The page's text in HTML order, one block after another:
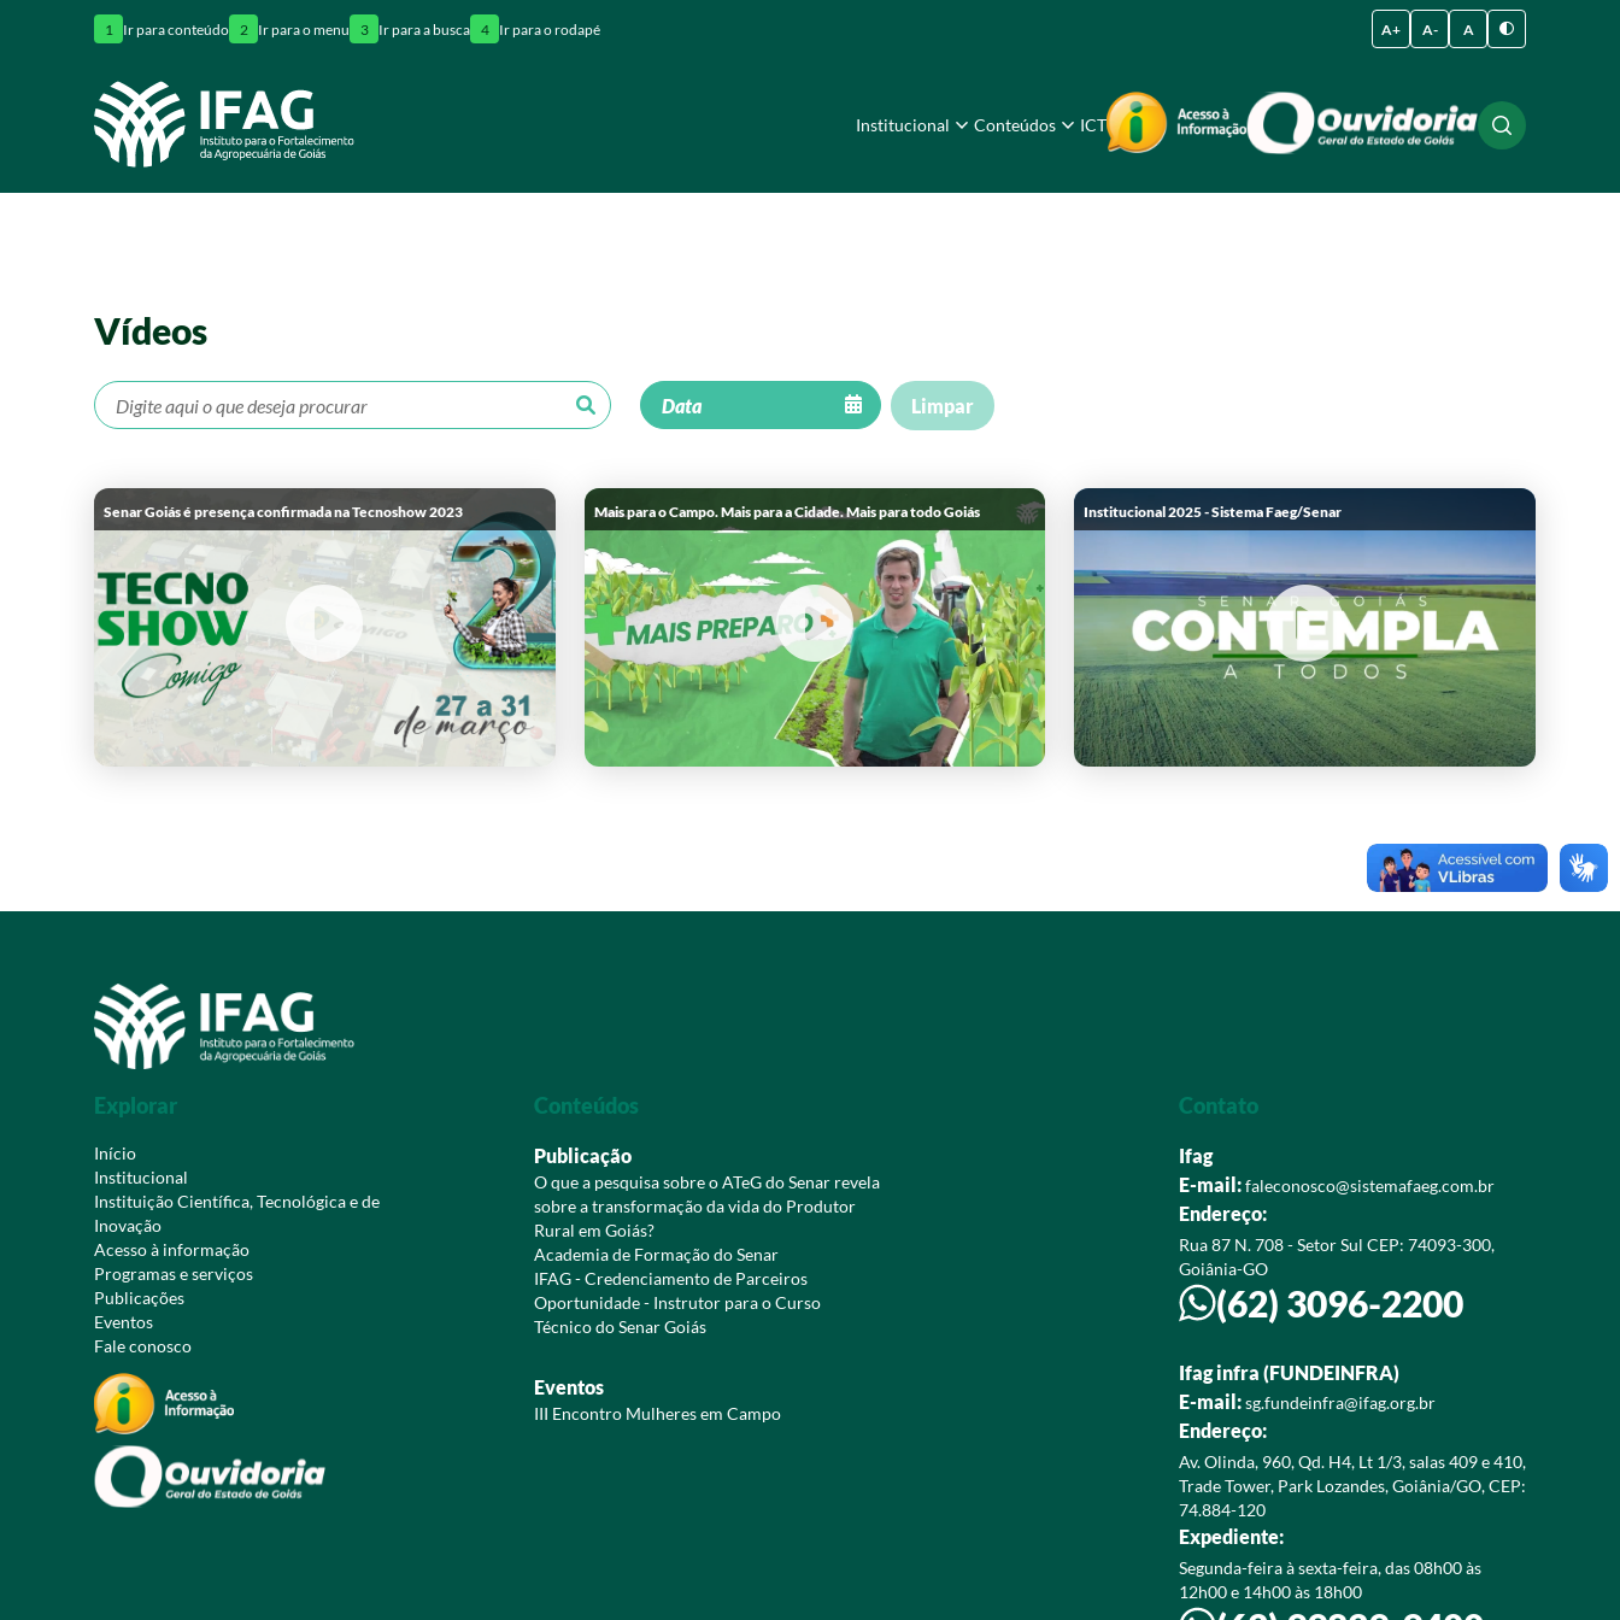
1 Ir para conteúdo 2 Ir para o menu 3 Ir para a busca 4 Ir para o rodapé A+ A- A
Institucional Conteúdos ICT
Vídeos
Limpar
Senar Goiás é presença confirmada na Tecnoshow 2023 Mais para o Campo. Mais para a Cidade. Mais para todo Goiás Institucional 2025 - Sistema Faeg/Senar
Explorar
Início
Institucional
Instituição Científica, Tecnológica e de
Inovação
Acesso à informação
Programas e serviços
Publicações
Eventos
Fale conosco
Conteúdos
Publicação
O que a pesquisa sobre o ATeG do Senar revela
sobre a transformação da vida do Produtor
Rural em Goiás?
Academia de Formação do Senar
IFAG - Credenciamento de Parceiros
Oportunidade - Instrutor para o Curso
Técnico do Senar Goiás
Eventos
III Encontro Mulheres em Campo
Contato
Ifag
E-mail:faleconosco@sistemafaeg.com.br
Endereço:
Rua 87 N. 708 - Setor Sul CEP: 74093-300,
Goiânia-GO
(62) 3096-2200
Ifag infra (FUNDEINFRA)
E-mail:sg.fundeinfra@ifag.org.br
Endereço:
Av. Olinda, 960, Qd. H4, Lt 1/3, salas 409 e 410,
Trade Tower, Park Lozandes, Goiânia/GO, CEP:
74.884-120
Expediente:
Segunda-feira à sexta-feira, das 08h00 às
12h00 e 14h00 às 18h00